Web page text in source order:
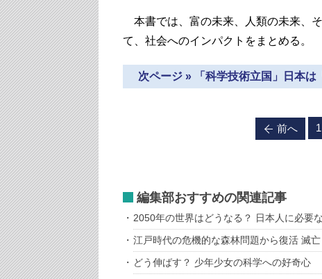
本書では、富の未来、人類の未来、
て、社会へのインパクトをまとめる。
次ページ » 「科学技術立国」日本
前へ 1
編集部おすすめの関連記事
2050年の世界はどうなる？ 日本人に必要
江戸時代の危機的な森林問題から復活 滅
どう伸ばす？ 少年少女の科学への好奇心